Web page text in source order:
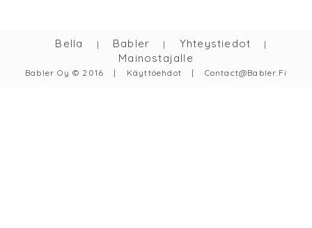
Bella | Babler | Yhteystiedot |
Mainostajalle
Babler Oy © 2016 | Käyttöehdot | Contact@babler.fi